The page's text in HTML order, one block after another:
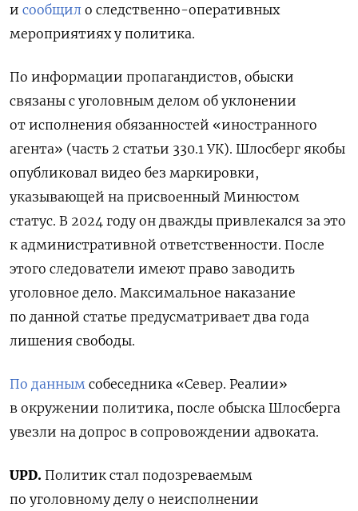
и сообщил о следственно-оперативных
мероприятиях у политика.
По информации пропагандистов, обыски
связаны с уголовным делом об уклонении
от исполнения обязанностей «иностранного
агента» (часть 2 статьи 330.1 УК). Шлосберг якобы
опубликовал видео без маркировки,
указывающей на присвоенный Минюстом
статус. В 2024 году он дважды привлекался за это
к административной ответственности. После
этого следователи имеют право заводить
уголовное дело. Максимальное наказание
по данной статье предусматривает два года
лишения свободы.
По данным собеседника «Север. Реалии»
в окружении политика, после обыска Шлосберга
увезли на допрос в сопровождении адвоката.
UPD. Политик стал подозреваемым
по уголовному делу о неисполнении